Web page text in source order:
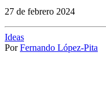
27 de febrero 2024
Ideas
Por Fernando López-Pita